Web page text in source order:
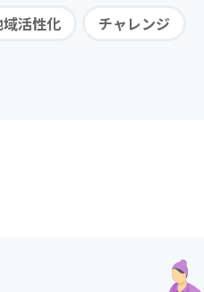
活性化 チャレンジ